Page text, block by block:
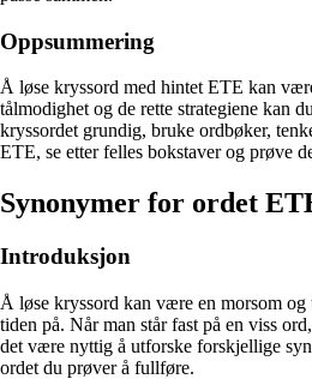
Oppsummering
Å løse kryssord med hintet ETE kan
tålmodighet og de rette strategiene kan
kryssordet grundig, bruke ordbøker,
ETE, se etter felles bokstaver og prøve
Synonymer for ordet
Introduksjon
Å løse kryssord kan være en morsom og
tiden på. Når man står fast på en viss
det være nyttig å utforske forskjellige
ordet du prøver å fullføre.